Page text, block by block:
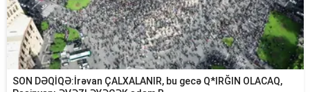
SON DƏQİQƏ:İrəvan ÇALXALANIR, bu gecə Q*IRĞIN OLACAQ,